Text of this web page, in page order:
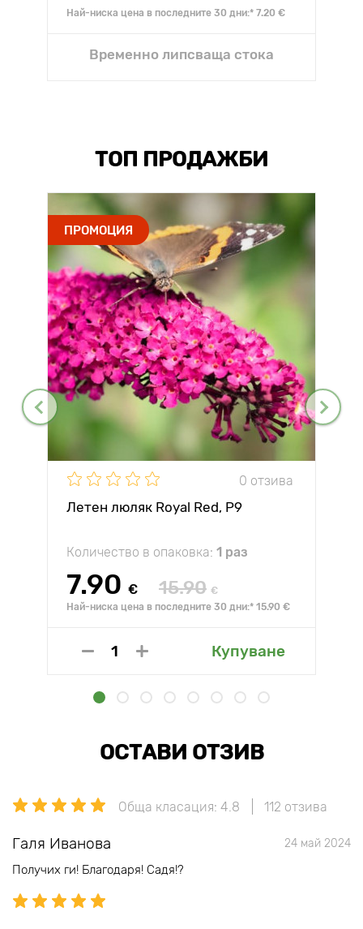
Най-ниска цена в последните 30 дни:* 7.20 €
Временно липсваща стока
ТОП ПРОДАЖБИ
ПРОМОЦИЯ
0 отзива
Летен люляк Royal Red, P9
Количество в опаковка: 1 раз
7.90 € 15.90 €
Най-ниска цена в последните 30 дни:* 15.90 €
Купуване
ОСТАВИ ОТЗИВ
Обща класация: 4.8 112 отзива
Галя Иванова 24 май 2024
Получих ги! Благодаря! Садя!?